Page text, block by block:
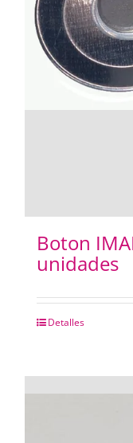
Boton
unidades
Detalles